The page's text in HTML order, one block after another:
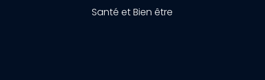
Santé et Bien être